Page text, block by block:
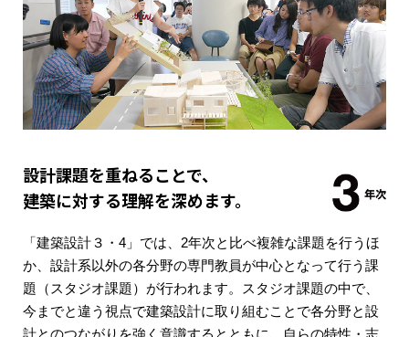
設計課題を重ねることで、
建築に対する理解を深めます。
「建築設計３・4」では、2年次と比べ複雑な課題を行うほ
か、設計系以外の各分野の専門教員が中心となって行う課
題（スタジオ課題）が行われます。スタジオ課題の中で、
今までと違う視点で建築設計に取り組むことで各分野と設